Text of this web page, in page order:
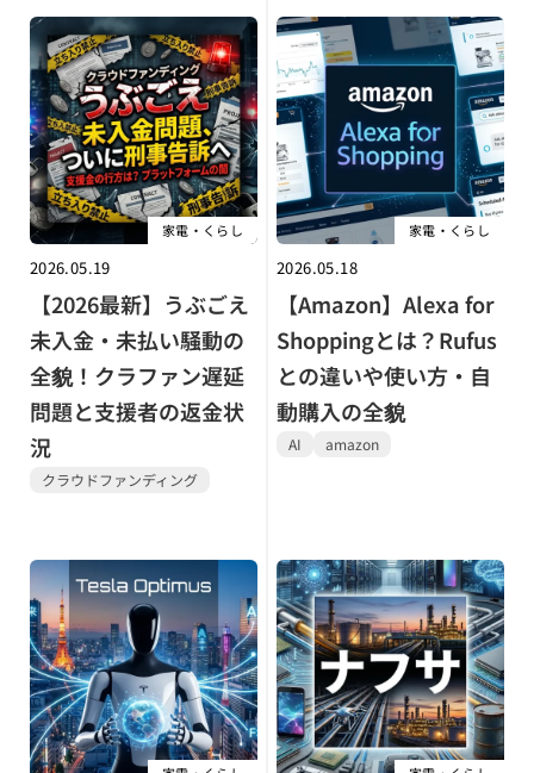
家電・くらし
2026.05.19
【2026最新】うぶごえ
未入金・未払い騒動の
全貌！クラファン遅延
問題と支援者の返金状
況
クラウドファンディング
家電・くらし
2026.05.18
【Amazon】Alexa for
Shoppingとは？Rufus
との違いや使い方・自
動購入の全貌
AI amazon